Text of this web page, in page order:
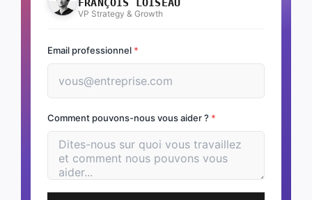
VP Strategy & Growth
Email professionnel *
Comment pouvons-nous vous aider ? *